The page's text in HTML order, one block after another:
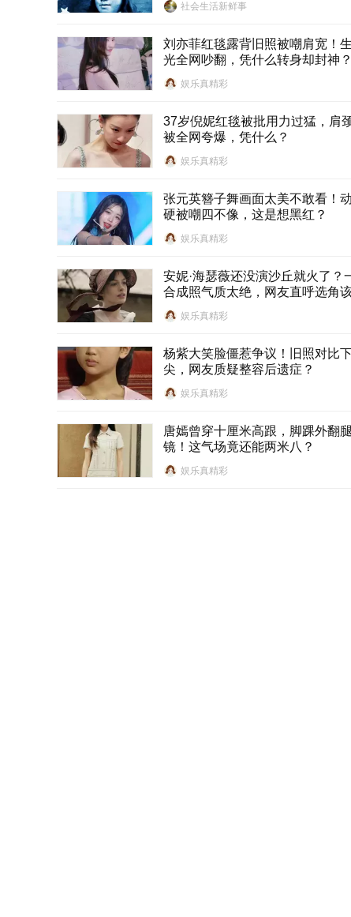
社会生活新鲜事
刘亦菲红毯露背旧照被嘲肩宽！
光全网吵翻，凭什么转身却封神？
娱乐真精彩
37岁倪妮红毯被批用力过猛，肩
被全网夸爆，凭什么？
娱乐真精彩
张元英簪子舞画面太美不敢看！
硬被嘲四不像，这是想黑红？
娱乐真精彩
安妮·海瑟薇还没演沙丘就火了？
合成照气质太绝，网友直呼选角
娱乐真精彩
杨紫大笑脸僵惹争议！旧照对比
尖，网友质疑整容后遗症？
娱乐真精彩
唐嫣曾穿十厘米高跟，脚踝外翻
镜！这气场竟还能两米八？
娱乐真精彩